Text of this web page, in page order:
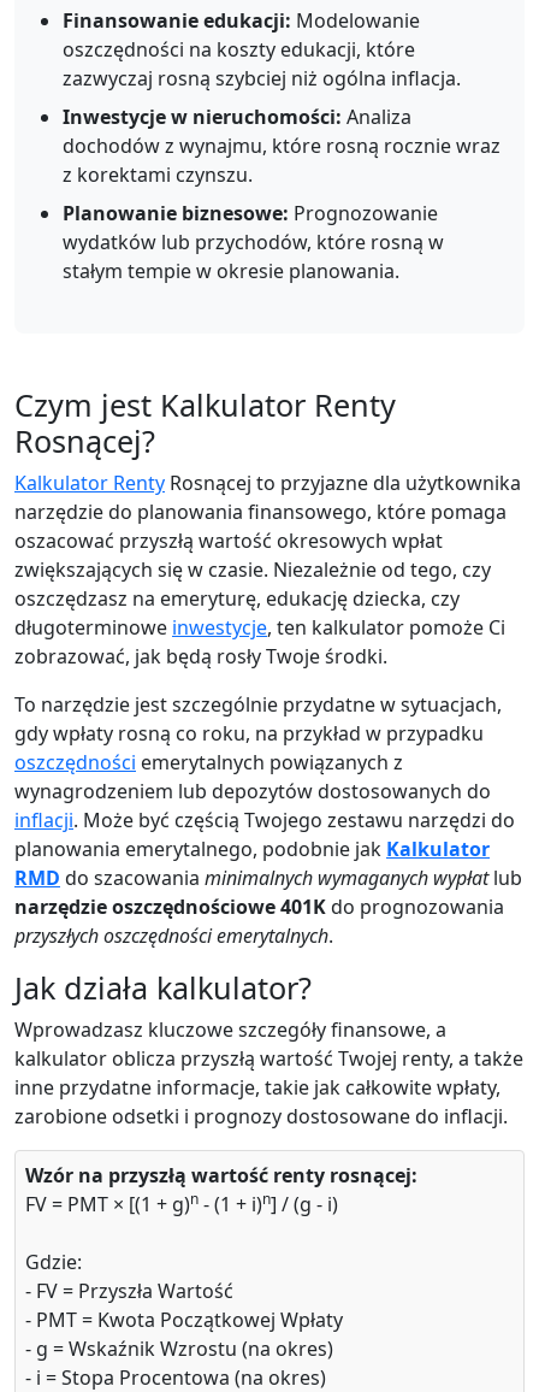
Finansowanie edukacji: Modelowanie
oszczędności na koszty edukacji, które
zazwyczaj rosną szybciej niż ogólna inflacja.
Inwestycje w nieruchomości: Analiza
dochodów z wynajmu, które rosną rocznie wraz
z korektami czynszu.
Planowanie biznesowe: Prognozowanie
wydatków lub przychodów, które rosną w
stałym tempie w okresie planowania.
Czym jest Kalkulator Renty
Rosnącej?
Kalkulator Renty Rosnącej to przyjazne dla użytkownika
narzędzie do planowania finansowego, które pomaga
oszacować przyszłą wartość okresowych wpłat
zwiększających się w czasie. Niezależnie od tego, czy
oszczędzasz na emeryturę, edukację dziecka, czy
długoterminowe inwestycje, ten kalkulator pomoże Ci
zobrazować, jak będą rosły Twoje środki.
To narzędzie jest szczególnie przydatne w sytuacjach,
gdy wpłaty rosną co roku, na przykład w przypadku
oszczędności emerytalnych powiązanych z
wynagrodzeniem lub depozytów dostosowanych do
inflacji. Może być częścią Twojego zestawu narzędzi do
planowania emerytalnego, podobnie jak Kalkulator
RMD do szacowania minimalnych wymaganych wypłatlub
narzędzie oszczędnościowe 401Kdo prognozowania
przyszłych oszczędności emerytalnych.
Jak działa kalkulator?
Wprowadzasz kluczowe szczegóły finansowe, a
kalkulator oblicza przyszłą wartość Twojej renty, a także
inne przydatne informacje, takie jak całkowite wpłaty,
zarobione odsetki i prognozy dostosowane do inflacji.
Wzór na przyszłą wartość renty rosnącej:
FV = PMT × [(1 + g)n - (1 + i)n] / (g - i)
Gdzie:
- FV = Przyszła Wartość
- PMT = Kwota Początkowej Wpłaty
- g = Wskaźnik Wzrostu (na okres)
- i = Stopa Procentowa (na okres)